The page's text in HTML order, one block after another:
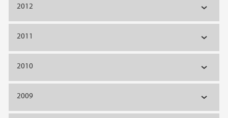
2012
2011
2010
2009